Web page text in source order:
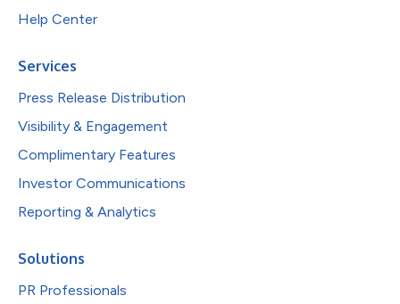
Help Center
Services
Press Release Distribution
Visibility & Engagement
Complimentary Features
Investor Communications
Reporting & Analytics
Solutions
PR Professionals